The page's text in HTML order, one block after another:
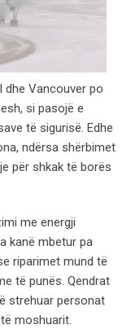
Vancouver po
si pasojë e
të sigurisë. Edhe
ndërsa shërbimet
për shkak të borës
me energji
kanë mbetur pa
riparimet mund të
të punës. Qendrat
strehuar personat
moshuarit.